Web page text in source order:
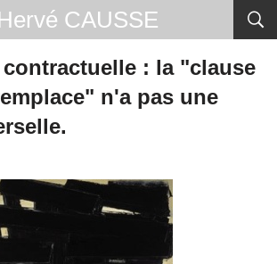
CAUSSE
: la "clause
n'a pas une